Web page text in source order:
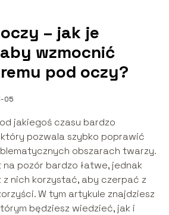
– jak je
wzmocnić
pod oczy?
05
jakiegoś czasu bardzo
pozwala szybko poprawić
obszarach twarzy.
pozór bardzo łatwe, jednak
nich korzystać, aby czerpać z
W tym artykule znajdziesz
będziesz wiedzieć, jak i